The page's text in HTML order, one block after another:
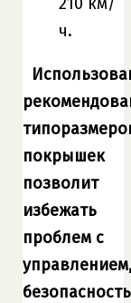
ч.
покрышек
позволит
избежать
проблем с